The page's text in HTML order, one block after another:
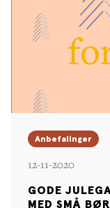
Anbefalinger
12-11-2020
GODE
MED SMÅ